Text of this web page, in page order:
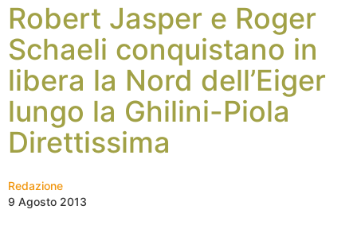
Robert Jasper e Roger
Schaeli conquistano in
libera la Nord dell’Eiger
lungo la Ghilini-Piola
Direttissima
Redazione
9 Agosto 2013